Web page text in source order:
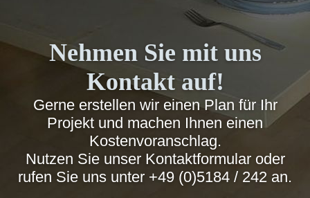
Nehmen Sie mit uns
Kontakt auf!
Gerne erstellen wir einen Plan für Ihr
Projekt und machen Ihnen einen
Kostenvoranschlag.
Nutzen Sie unser Kontaktformular oder
rufen Sie uns unter +49 (0)5184 / 242 an.